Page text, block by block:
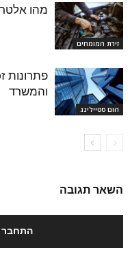
זירת המומחים
מהו
הום סטיילינג
פתרונות
והמשרד
השאר תגובה
התחבר